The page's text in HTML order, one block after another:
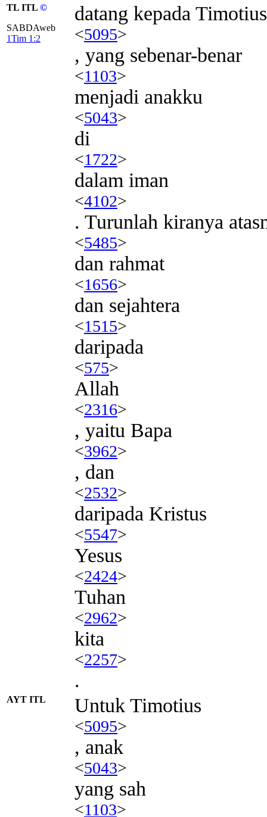
TL ITL ©
SABDAweb
1Tim 1:2
datang kepada Timotius
<5095>
, yang sebenar-benar
<1103>
menjadi anakku
<5043>
di
<1722>
dalam iman
<4102>
. Turunlah kiranya
<5485>
dan rahmat
<1656>
dan sejahtera
<1515>
daripada
<575>
Allah
<2316>
, yaitu Bapa
<3962>
, dan
<2532>
daripada Kristus
<5547>
Yesus
<2424>
Tuhan
<2962>
kita
<2257>
.
AYT ITL Untuk Timotius
<5095>
, anak
<5043>
yang sah
<1103>